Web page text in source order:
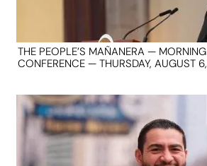
THE PEOPLE’S MAÑANERA —
CONFERENCE — THURSDAY, AUGUST